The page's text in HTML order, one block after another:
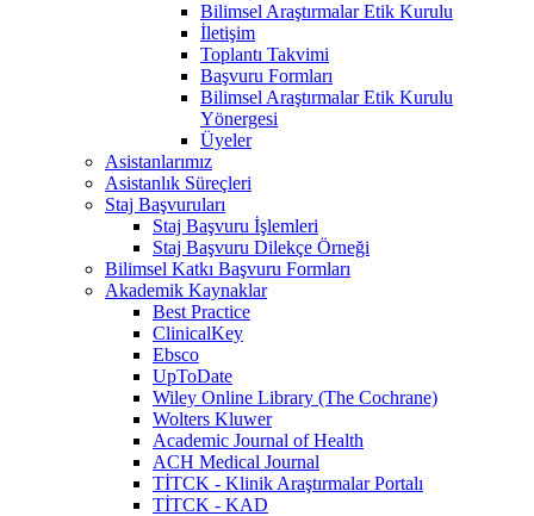
Bilimsel Araştırmalar Etik Kurulu
İletişim
Toplantı Takvimi
Başvuru Formları
Bilimsel Araştırmalar Etik Kurulu
Yönergesi
Üyeler
Asistanlarımız
Asistanlık Süreçleri
Staj Başvuruları
Staj Başvuru İşlemleri
Staj Başvuru Dilekçe Örneği
Bilimsel Katkı Başvuru Formları
Akademik Kaynaklar
Best Practice
ClinicalKey
Ebsco
UpToDate
Wiley Online Library (The Cochrane)
Wolters Kluwer
Academic Journal of Health
ACH Medical Journal
TİTCK - Klinik Araştırmalar Portalı
TİTCK - KAD